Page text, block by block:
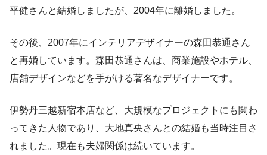
平健さんと結婚しましたが、2004年に離婚しました。
その後、2007年にインテリアデザイナーの森田恭通さん
と再婚しています。森田恭通さんは、商業施設やホテル、
店舗デザインなどを手がける著名なデザイナーです。
伊勢丹三越新宿本店など、大規模なプロジェクトにも関わ
ってきた人物であり、大地真央さんとの結婚も当時注目さ
れました。現在も夫婦関係は続いています。